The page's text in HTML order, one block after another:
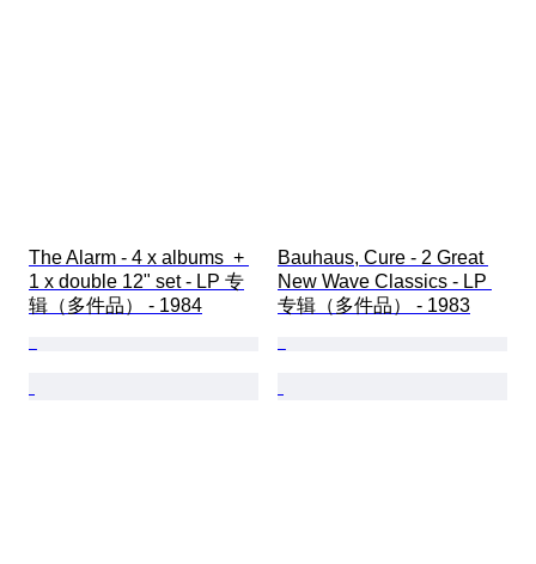
The Alarm - 4 x albums  +
1 x double 12" set - LP 专
辑（多件品） - 1984
Bauhaus, Cure - 2 Great
New Wave Classics - LP
专辑（多件品） - 1983